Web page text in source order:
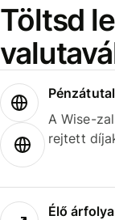
Töltsd
A Wise-
rejtett
Élő